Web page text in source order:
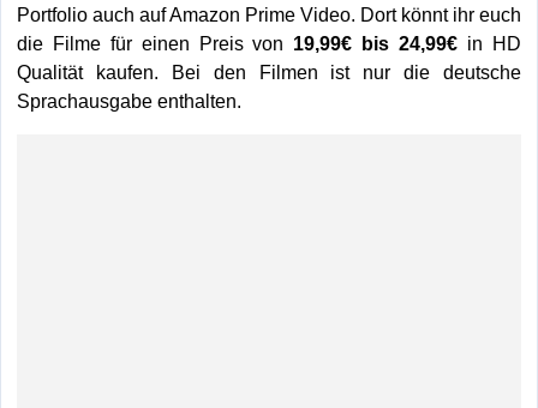
Portfolio auch auf Amazon Prime Video. Dort könnt ihr euch
die Filme für einen Preis von 19,99€ bis 24,99€ in HD
Qualität kaufen. Bei den Filmen ist nur die deutsche
Sprachausgabe enthalten.